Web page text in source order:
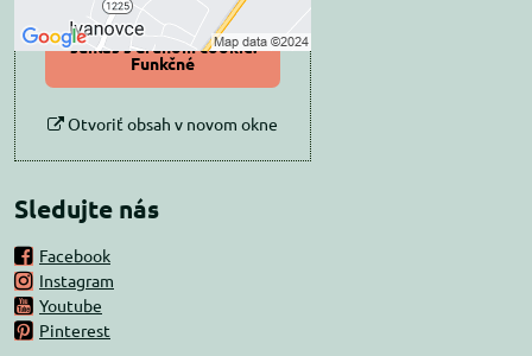
Povoliť a zapamätať -
súhlas s druhom cookie:
Funkčné
Otvoriť obsah v novom okne
Sledujte nás
Facebook
Instagram
Youtube
Pinterest